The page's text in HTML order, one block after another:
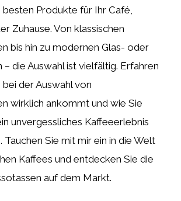
Produkte für Ihr Café,
Zuhause. Von klassischen
bis hin zu modernen Glas- oder
– die Auswahl ist vielfältig. Erfahren
der Auswahl von
wirklich ankommt und wie Sie
unvergessliches Kaffeeerlebnis
Tauchen Sie mit mir ein in die Welt
Kaffees und entdecken Sie die
auf dem Markt.